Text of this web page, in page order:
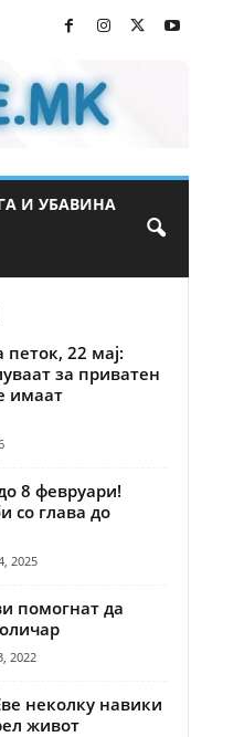
И УБАВИНА
22 мај:
за приватен
имаат
8 февруари!
со глава до
2025
помогнат да
2022
неколку навики
живот